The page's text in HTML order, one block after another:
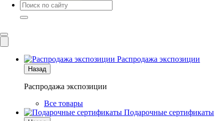
Распродажа экспозиции
Назад
Распродажа экспозиции
Все товары
Подарочные сертификаты